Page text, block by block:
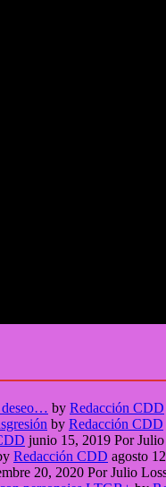
deseo… by Redacción CDD
by Redacción CDD
junio 15, 2019 Por
Redacción CDD agosto
20, 2020 Por Julio